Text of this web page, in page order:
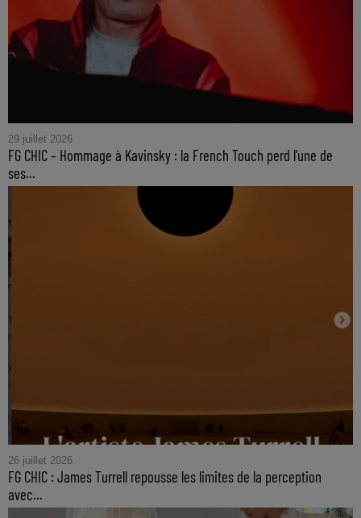
29 juillet 2026
FG CHIC – Hommage à Kavinsky : la French Touch perd l'une de
ses...
26 juillet 2026
FG CHIC : James Turrell repousse les limites de la perception
avec...